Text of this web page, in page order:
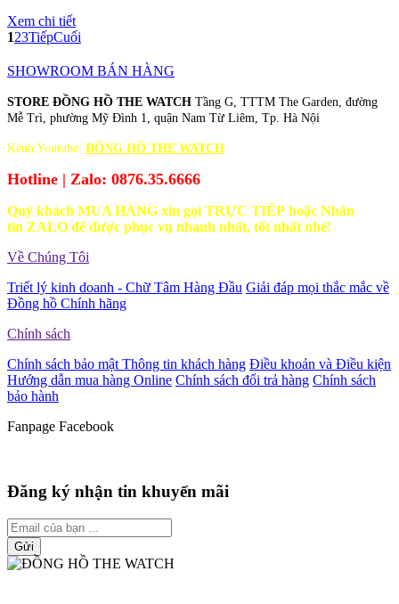
Xem chi tiết
123TiếpCuối
SHOWROOM BÁN HÀNG
STORE ĐỒNG HỒ THE WATCH Tầng G, TTTM The Garden, đường
Mễ Trì, phường Mỹ Đình 1, quận Nam Từ Liêm, Tp. Hà Nội
Kênh Youtube: ĐỒNG HỒ THE WATCH
Hotline | Zalo: 0876.35.6666
Quý khách MUA HÀNG xin gọi TRỰC TIẾP hoặc Nhắn
tin ZALO để được phục vụ nhanh nhất, tốt nhất nhé!
Về Chúng Tôi
Triết lý kinh doanh - Chữ Tâm Hàng Đầu Giải đáp mọi thắc mắc về
Đồng hồ Chính hãng
Chính sách
Chính sách bảo mật Thông tin khách hàng Điều khoản và Điều kiện
Hướng dẫn mua hàng Online Chính sách đổi trả hàng Chính sách
bảo hành
Fanpage Facebook
Đăng ký nhận tin khuyến mãi
Gửi